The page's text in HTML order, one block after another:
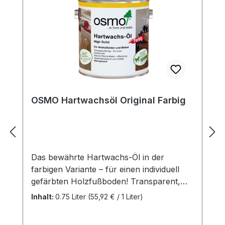
OSMO Hartwachsöl Original Farbig
Das bewährte Hartwachs-Öl in der
farbigen Variante – für einen individuell
gefärbten Holzfußboden! Transparent,
seidenmatt, für innenBesonders
Inhalt: 0.75 Liter (55,92 € / 1 Liter)